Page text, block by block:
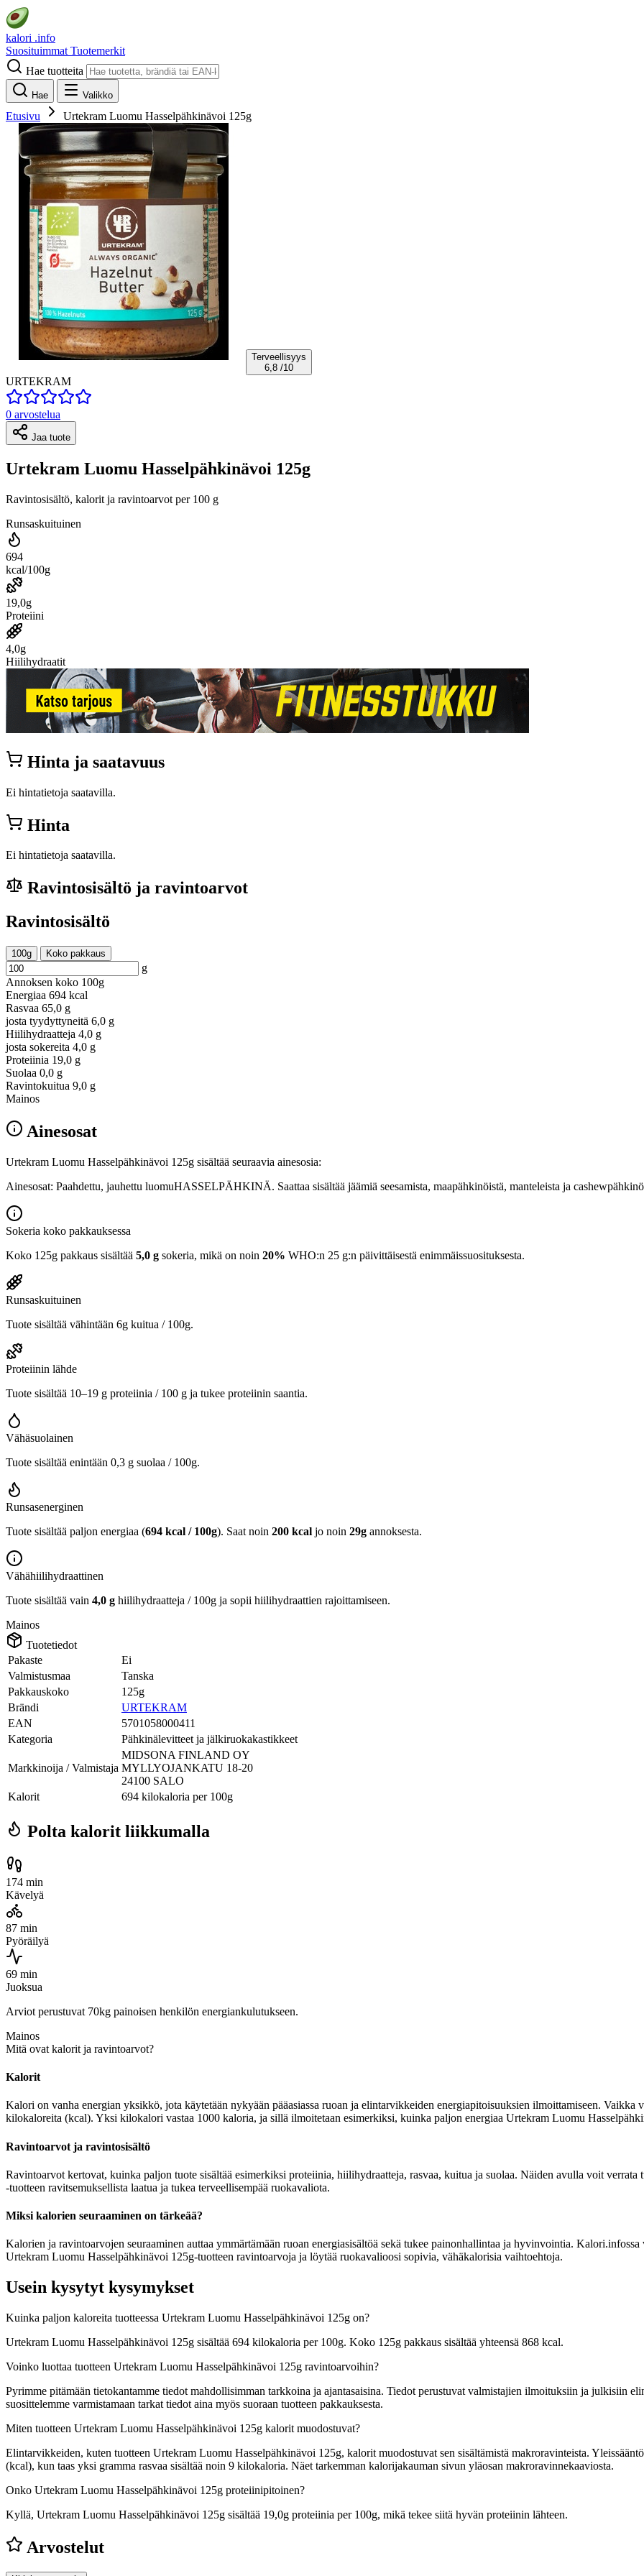
kalori .info
Suosituimmat Tuotemerkit
Hae tuotteita
Hae Valikko
Etusivu Urtekram Luomu Hasselpähkinävoi 125g
Terveellisyys
6,8 /10
URTEKRAM
0 arvostelua
Jaa tuote
Urtekram Luomu Hasselpähkinävoi 125g
Ravintosisältö, kalorit ja ravintoarvot per 100 g
Runsaskuituinen
694
kcal/100g
19,0g
Proteiini
4,0g
Hiilihydraatit
Hinta ja saatavuus
Ei hintatietoja saatavilla.
Hinta
Ei hintatietoja saatavilla.
Ravintosisältö ja ravintoarvot
Ravintosisältö
100g Koko pakkaus
g
Annoksen koko 100g
Energiaa 694 kcal
Rasvaa 65,0 g
josta tyydyttyneitä 6,0 g
Hiilihydraatteja 4,0 g
josta sokereita 4,0 g
Proteiinia 19,0 g
Suolaa 0,0 g
Ravintokuitua 9,0 g
Mainos
Ainesosat
Urtekram Luomu Hasselpähkinävoi 125g sisältää seuraavia ainesosia:
Ainesosat: Paahdettu, jauhettu luomuHASSELPÄHKINÄ. Saattaa sisältää jäämiä seesamista, maapähkinöistä, manteleista ja
Sokeria koko pakkauksessa
Koko 125g pakkaus sisältää 5,0 g sokeria, mikä on noin 20% WHO:n 25 g:n päivittäisestä enimmäissuosituksesta.
Runsaskuituinen
Tuote sisältää vähintään 6g kuitua / 100g.
Proteiinin lähde
Tuote sisältää 10–19 g proteiinia / 100 g ja tukee proteiinin saantia.
Vähäsuolainen
Tuote sisältää enintään 0,3 g suolaa / 100g.
Runsasenerginen
Tuote sisältää paljon energiaa (694 kcal / 100g). Saat noin 200 kcal jo noin 29g annoksesta.
Vähähiilihydraattinen
Tuote sisältää vain 4,0 g hiilihydraatteja / 100g ja sopii hiilihydraattien rajoittamiseen.
Mainos
Tuotetiedot
Pakaste
Ei
Valmistusmaa
Tanska
Pakkauskoko
125g
Brändi
URTEKRAM
EAN
5701058000411
Kategoria
Pähkinälevitteet ja jälkiruokakastikkeet
Markkinoija / Valmistaja
MIDSONA FINLAND OY
MYLLYOJANKATU 18-20
24100 SALO
Kalorit
694 kilokaloria per 100g
Polta kalorit liikkumalla
174 min
Kävelyä
87 min
Pyöräilyä
69 min
Juoksua
Arviot perustuvat 70kg painoisen henkilön energiankulutukseen.
Mainos
Mitä ovat kalorit ja ravintoarvot?
Kalorit
Kalori on vanha energian yksikkö, jota käytetään nykyään pääasiassa ruoan ja elintarvikkeiden energiapitoisuuksien ilmoittamiseen.
kilokaloreita (kcal). Yksi kilokalori vastaa 1000 kaloria, ja sillä ilmoitetaan esimerkiksi, kuinka paljon energiaa Urtekram Luomu
Ravintoarvot ja ravintosisältö
Ravintoarvot kertovat, kuinka paljon tuote sisältää esimerkiksi proteiinia, hiilihydraatteja, rasvaa, kuitua ja suolaa. Näiden avulla voit
-tuotteen ravitsemuksellista laatua ja tukea terveellisempää ruokavaliota.
Miksi kalorien seuraaminen on tärkeää?
Kalorien ja ravintoarvojen seuraaminen auttaa ymmärtämään ruoan energiasisältöä sekä tukee painonhallintaa ja hyvinvointia.
Urtekram Luomu Hasselpähkinävoi 125g-tuotteen ravintoarvoja ja löytää ruokavalioosi sopivia, vähäkalorisia vaihtoehtoja.
Usein kysytyt kysymykset
Kuinka paljon kaloreita tuotteessa Urtekram Luomu Hasselpähkinävoi 125g on?
Urtekram Luomu Hasselpähkinävoi 125g sisältää 694 kilokaloria per 100g. Koko 125g pakkaus sisältää yhteensä 868 kcal.
Voinko luottaa tuotteen Urtekram Luomu Hasselpähkinävoi 125g ravintoarvoihin?
Pyrimme pitämään tietokantamme tiedot mahdollisimman tarkkoina ja ajantasaisina. Tiedot perustuvat valmistajien ilmoituksiin ja julkisiin
suosittelemme varmistamaan tarkat tiedot aina myös suoraan tuotteen pakkauksesta.
Miten tuotteen Urtekram Luomu Hasselpähkinävoi 125g kalorit muodostuvat?
Elintarvikkeiden, kuten tuotteen Urtekram Luomu Hasselpähkinävoi 125g, kalorit muodostuvat sen sisältämistä makroravinteista.
(kcal), kun taas yksi gramma rasvaa sisältää noin 9 kilokaloria. Näet tarkemman kalorijakauman sivun yläosan makroravinnekaaviosta.
Onko Urtekram Luomu Hasselpähkinävoi 125g proteiinipitoinen?
Kyllä, Urtekram Luomu Hasselpähkinävoi 125g sisältää 19,0g proteiinia per 100g, mikä tekee siitä hyvän proteiinin lähteen.
Arvostelut